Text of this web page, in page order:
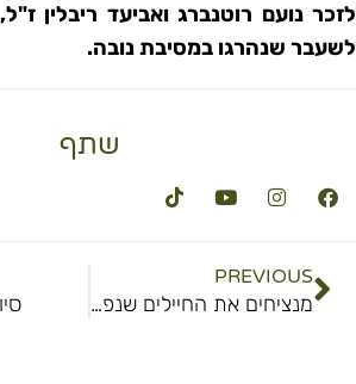
לזכר נועם רוטנברג ואביעד ריבלין
לשעבר שנהרגו במסיבת נובה.
שתף
PREVIOUS
מנציחים את החיילים שנפלו בנובה